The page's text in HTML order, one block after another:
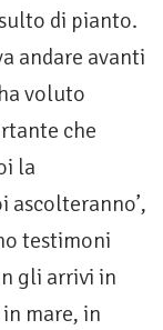
di pianto.
andare avanti
voluto
che
la
ascolteranno’,
testimoni
gli arrivi in
mare, in